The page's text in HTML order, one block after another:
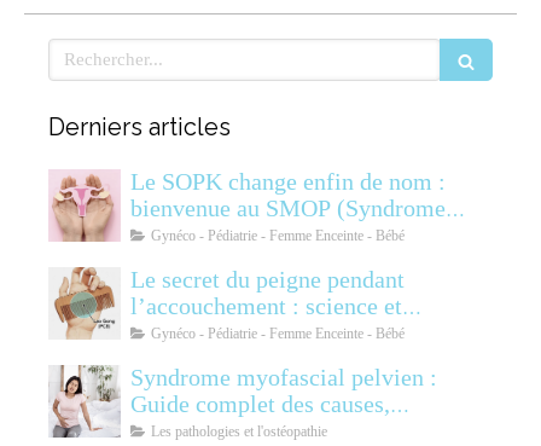
Rechercher
Derniers articles
Le SOPK change enfin de nom :
bienvenue au SMOP (Syndrome
Métabolique Ovarien
Gynéco - Pédiatrie - Femme Enceinte - Bébé
Le secret du peigne pendant
l’accouchement : science et
soulagement
Gynéco - Pédiatrie - Femme Enceinte - Bébé
Syndrome myofascial pelvien :
Guide complet des causes,
symptômes, diagnostic et
Les pathologies et l'ostéopathie